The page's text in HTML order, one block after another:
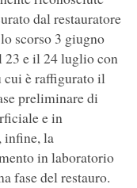
dal restauratore
scorso 3 giugno
23 e il 24 luglio con
cui è raffigurato il
preliminare di
e in
infine, la
in laboratorio
fase del restauro.